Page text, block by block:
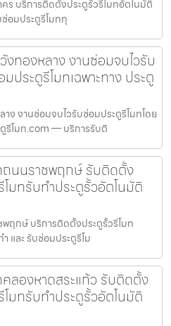
ร บริการติดตั้งประตูรั้วรีโมทอัตโนมัติ
ซ่อมประตูรีโมททุ
งทองหลาง งานซ่อมจบไวรับ
ประตูรีโมทเฉพาะทาง ประตู
าง งานซ่อมจบไวรับซ่อมประตูรีโมทโดย
ตูรีโมท.com — บริการรับติ
ถนนราชพฤกษ์ รับติดตั้ง
มทรับทำประตูรั้วอัตโนมัติ
ฤกษ์ บริการติดตั้งประตูรั้วรีโมท
และ รับซ่อมประตูรีโม
ลองหาดสระแก้ว รับติดตั้ง
มทรับทำประตูรั้วอัตโนมัติ